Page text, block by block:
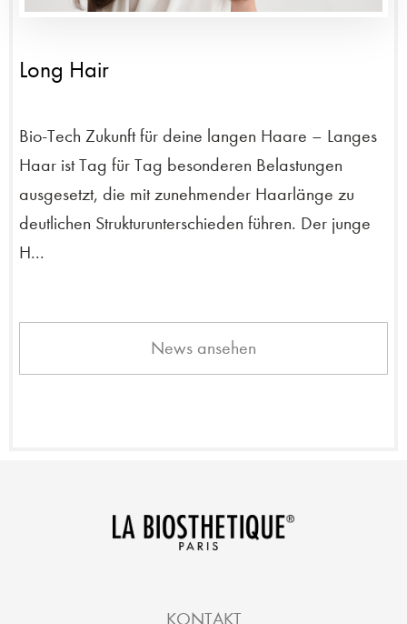
Long Hair
Bio-Tech Zukunft für deine langen Haare – Langes
Haar ist Tag für Tag besonderen Belastungen
ausgesetzt, die mit zunehmender Haarlänge zu
deutlichen Strukturunterschieden führen. Der junge
H...
News ansehen
KONTAKT